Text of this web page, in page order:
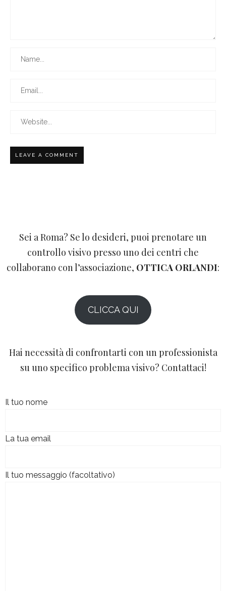
Sei a Roma? Se lo desideri, puoi prenotare un
controllo visivo presso uno dei centri che
collaborano con l’associazione, OTTICA ORLANDI:
CLICCA QUI
Hai necessità di confrontarti con un professionista
su uno specifico problema visivo? Contattaci!
Il tuo nome
La tua email
Il tuo messaggio (facoltativo)